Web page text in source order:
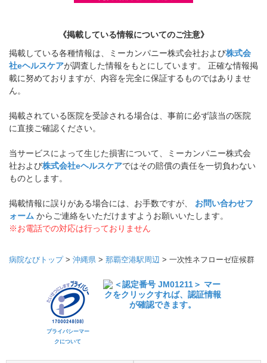
《掲載している情報についてのご注意》
掲載している各種情報は、ミーカンパニー株式会社および株式会
社eヘルスケアが調査した情報をもとにしています。 正確な情報掲
載に努めておりますが、内容を完全に保証するものではありませ
ん。
掲載されている医院を受診される場合は、事前に必ず該当の医院
に直接ご確認ください。
当サービスによって生じた損害について、ミーカンパニー株式会
社および株式会社eヘルスケアではその賠償の責任を一切負わない
ものとします。
掲載情報に誤りがある場合には、お手数ですが、 お問い合わせフ
ォーム からご連絡をいただけますようお願いいたします。
※お電話での対応は行っておりません
病院なびトップ> 沖縄県 > 那覇空港駅周辺 > 一次性ネフローゼ症候群
プライバシーマー
クについて